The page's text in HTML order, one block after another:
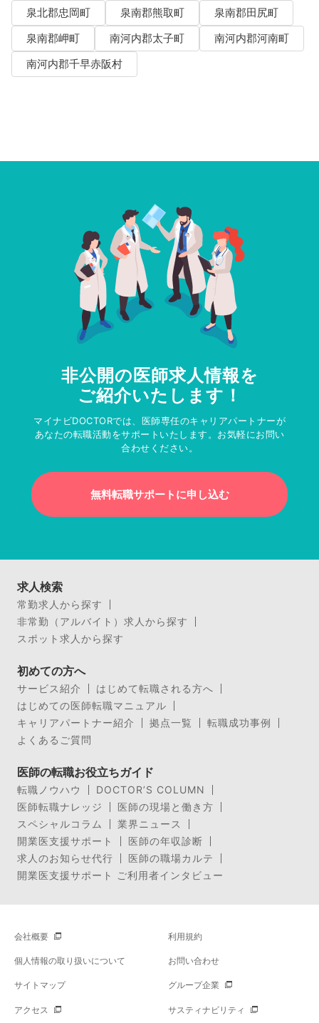
泉北郡忠岡町
泉南郡熊取町
泉南郡田尻町
泉南郡岬町
南河内郡太子町
南河内郡河南町
南河内郡千早赤阪村
非公開の医師求人情報を
ご紹介いたします！
マイナビDOCTORでは、医師専任のキャリアパートナーが
あなたの転職活動をサポートいたします。お気軽にお問い
合わせください。
無料転職サポートに申し込む
求人検索
常勤求人から探す
非常勤（アルバイト）求人から探す
スポット求人から探す
初めての方へ
サービス紹介
はじめて転職される方へ
はじめての医師転職マニュアル
キャリアパートナー紹介
拠点一覧
転職成功事例
よくあるご質問
医師の転職お役立ちガイド
転職ノウハウ
DOCTOR’S COLUMN
医師転職ナレッジ
医師の現場と働き方
スペシャルコラム
業界ニュース
開業医支援サポート
医師の年収診断
求人のお知らせ代行
医師の職場カルテ
開業医支援サポート ご利用者インタビュー
会社概要 利用規約
個人情報の取り扱いについて お問い合わせ
サイトマップ グループ企業
アクセス サスティナビリティ